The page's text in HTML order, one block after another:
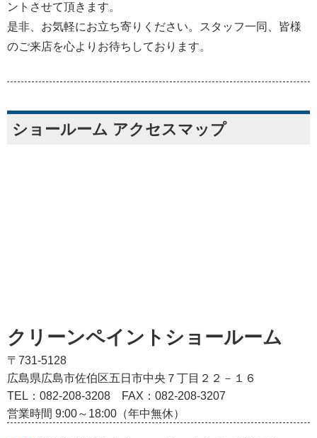
ントさせて頂きます。
是非、お気軽にお立ち寄りください。スタッフ一同、皆様
のご来店を心よりお待ちしております。
ショールーム アクセスマップ
クリーンペイントショールーム
〒731-5128
広島県広島市佐伯区五日市中央７丁目２２－１６
TEL：082‐208‐3208
FAX：082-208-3207
営業時間 9:00～18:00（年中無休）